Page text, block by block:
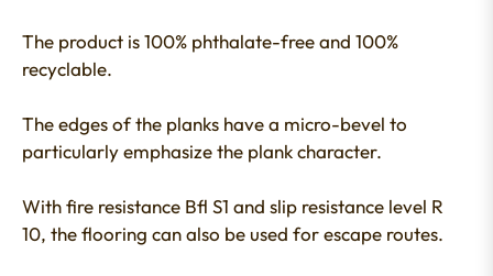
The product is 100% phthalate-free and 100%
recyclable.
The edges of the planks have a micro-bevel to
particularly emphasize the plank character.
With fire resistance Bfl S1 and slip resistance level R
10, the flooring can also be used for escape routes.